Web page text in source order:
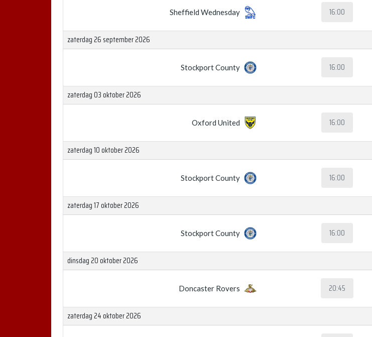
Sheffield Wednesday 16:00
zaterdag 26 september 2026
Stockport County 16:00
zaterdag 03 oktober 2026
Oxford United 16:00
zaterdag 10 oktober 2026
Stockport County 16:00
zaterdag 17 oktober 2026
Stockport County 16:00
dinsdag 20 oktober 2026
Doncaster Rovers 20:45
zaterdag 24 oktober 2026